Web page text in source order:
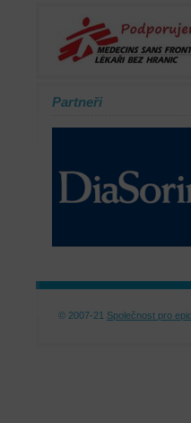
Partneři
© 2007-21 Společnost pro